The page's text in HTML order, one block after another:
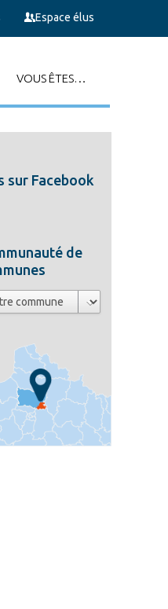
Espace élus
VOUS ÊTES…
sur Facebook
de